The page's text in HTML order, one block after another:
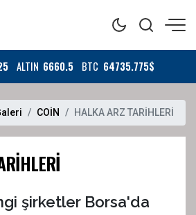
ALTIN 6660.5 BTC 64735.775$
COİN HALKA ARZ TARİHLERİ
şirketler Borsa'da